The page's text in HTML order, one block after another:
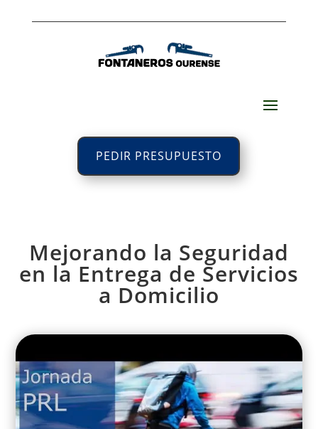
PEDIR PRESUPUESTO
Mejorando la Seguridad
en la Entrega de Servicios
a Domicilio